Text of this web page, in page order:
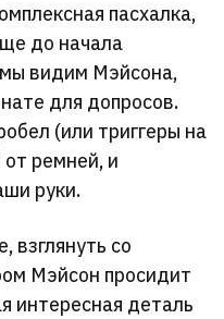
пасхалка,
до начала
видим Мэйсона,
для допросов.
(или триггеры на
ремней, и
руки.
взглянуть со
Мэйсон просидит
интересная деталь